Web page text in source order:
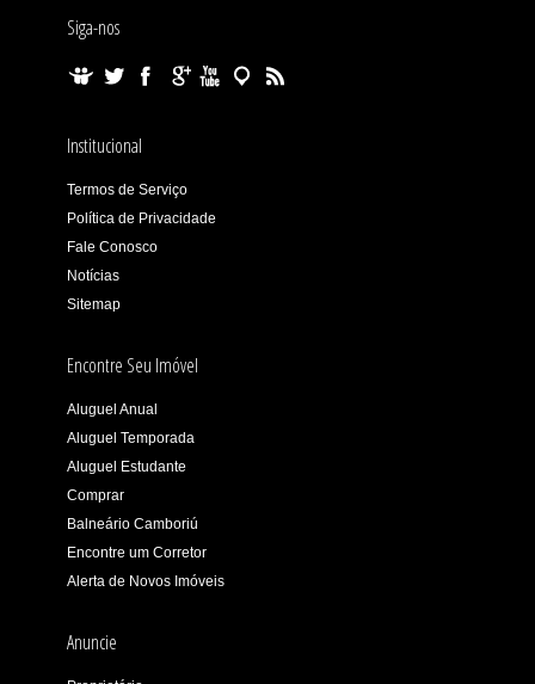
Siga-nos
Institucional
Termos de Serviço
Política de Privacidade
Fale Conosco
Notícias
Sitemap
Encontre Seu Imóvel
Aluguel Anual
Aluguel Temporada
Aluguel Estudante
Comprar
Balneário Camboriú
Encontre um Corretor
Alerta de Novos Imóveis
Anuncie